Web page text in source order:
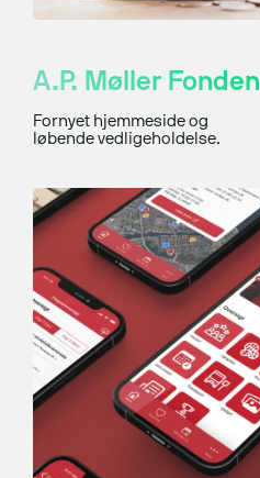
A.P. Møller Fonden
Fornyet hjemmeside og
løbende vedligeholdelse.